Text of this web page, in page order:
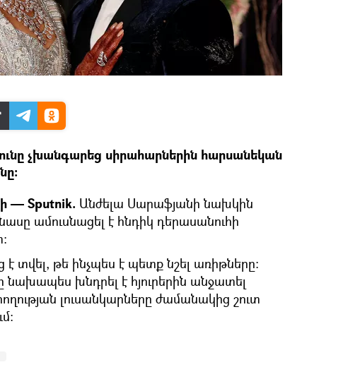
չխանգարեց սիրահարներին հարսանեկան
— Sputnik. Անժելա Սարաֆյանի նախկին
ամուսնացել է հնդիկ դերասանուհի
է տվել, թե ինչպես է պետք նշել առիթները։
խնդրել է հյուրերին անջատել
լուսանկարները ժամանակից շուտ